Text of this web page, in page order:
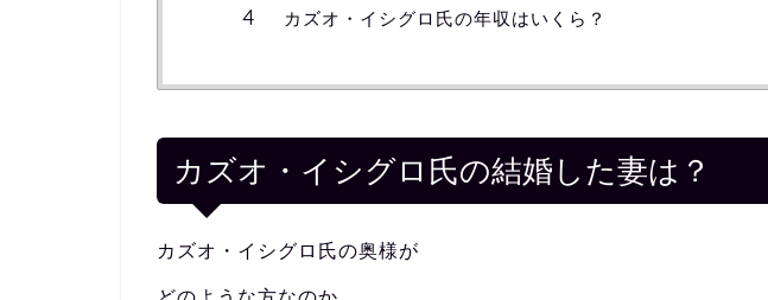
カズオ・イシグロ氏の年収はいくら？
カズオ・イシグロ氏の結婚した妻は？
カズオ・イシグロ氏の奥様が